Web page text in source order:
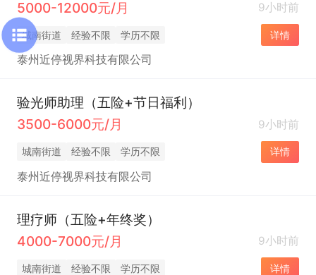
5000-12000元/月
9小时前
城南街道 经验不限 学历不限 详情
泰州近停视界科技有限公司
验光师助理（五险+节日福利）
3500-6000元/月
9小时前
城南街道 经验不限 学历不限 详情
泰州近停视界科技有限公司
理疗师（五险+年终奖）
4000-7000元/月
9小时前
城南街道 经验不限 学历不限 详情